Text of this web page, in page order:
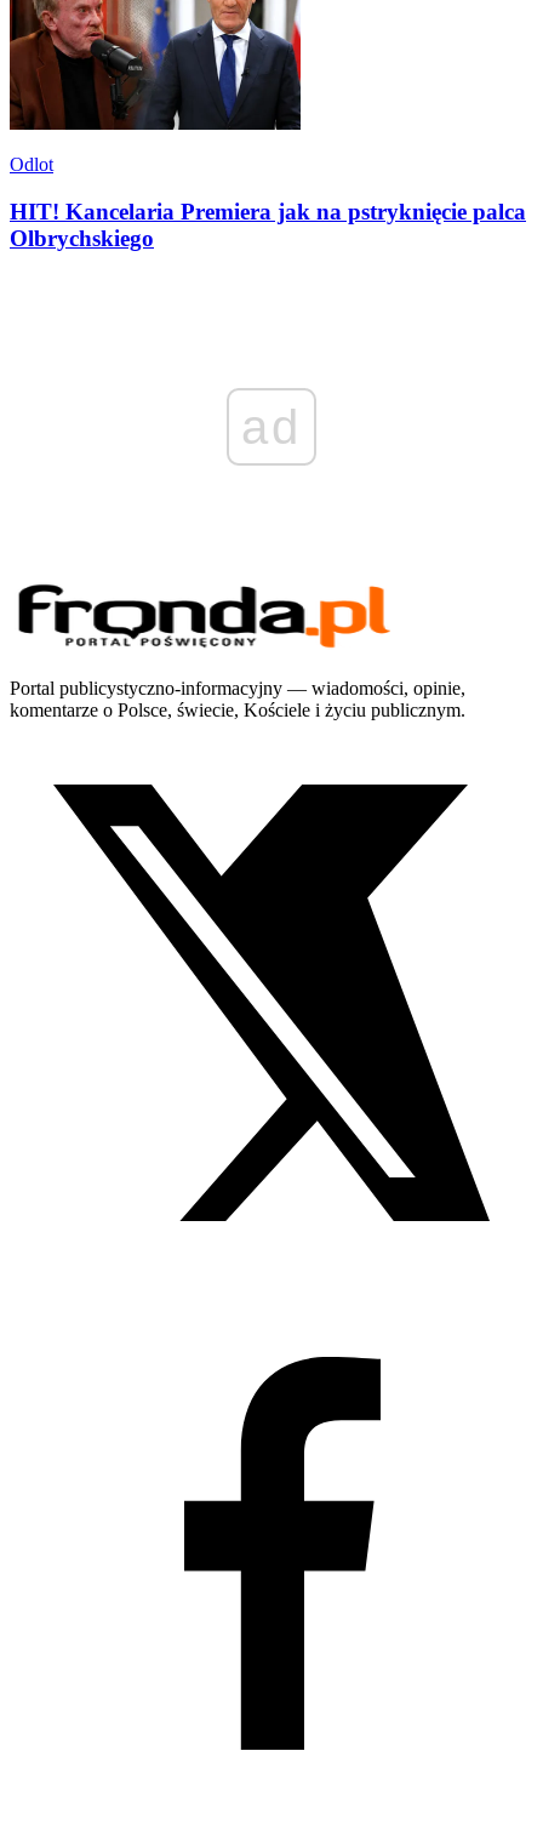
Odlot
HIT! Kancelaria Premiera jak na pstryknięcie palca
Olbrychskiego
ad
Portal publicystyczno-informacyjny — wiadomości, opinie,
komentarze o Polsce, świecie, Kościele i życiu publicznym.